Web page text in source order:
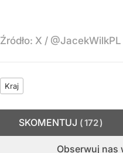
Źródło: X / @JacekWilkPL
Kraj
Obserwuj nas
SKOMENTUJ 172